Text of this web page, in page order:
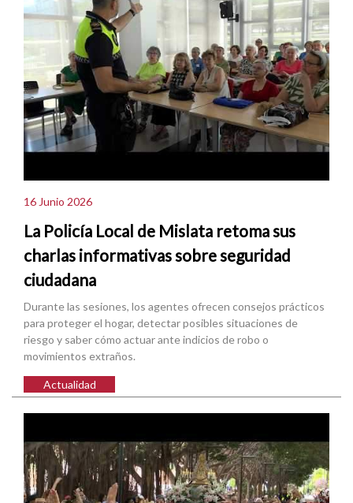
16 Junio 2026
La Policía Local de Mislata retoma sus
charlas informativas sobre seguridad
ciudadana
Durante las sesiones, los agentes ofrecen consejos prácticos
para proteger el hogar, detectar posibles situaciones de
riesgo y saber cómo actuar ante indicios de robo o
movimientos extraños.
Actualidad